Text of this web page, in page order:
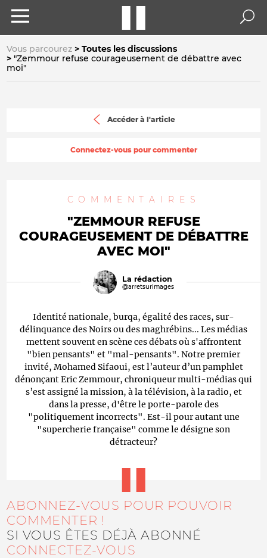
Vous parcourez
Toutes les discussions
"Zemmour refuse courageusement de débattre avec
moi"
Accéder à l'article
Connectez-vous pour commenter
COMMENTAIRES
"ZEMMOUR REFUSE
COURAGEUSEMENT DE DÉBATTRE
AVEC MOI"
La rédaction
@arretsurimages
Identité nationale, burqa, égalité des races, sur-
délinquance des Noirs ou des maghrébins... Les médias
mettent souvent en scène ces débats où s'affrontent
"bien pensants" et "mal-pensants". Notre premier
invité, Mohamed Sifaoui, est l’auteur d’un pamphlet
dénonçant Eric Zemmour, chroniqueur multi-médias qui
s’est assigné la mission, à la télévision, à la radio, et
dans la presse, d'être le porte-parole des
"politiquement incorrects". Est-il pour autant une
"supercherie française" comme le désigne son
détracteur?
ABONNEZ-VOUS POUR POUVOIR
COMMENTER !
SI VOUS ÊTES DÉJÀ ABONNÉ
CONNECTEZ-VOUS